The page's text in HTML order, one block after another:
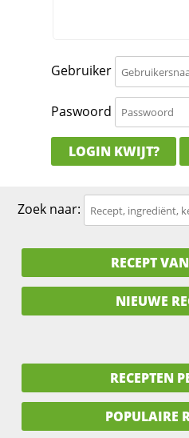
Gebruiker
Paswoord
LOGIN KWIJT?
Zoek naar:
RECEPT
NIEUWE
RECEPTEN
POPULAIRE